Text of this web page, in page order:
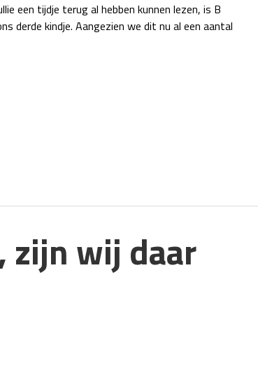
een tijdje terug al hebben kunnen lezen, is B
derde kindje. Aangezien we dit nu al een aantal
zijn wij daar